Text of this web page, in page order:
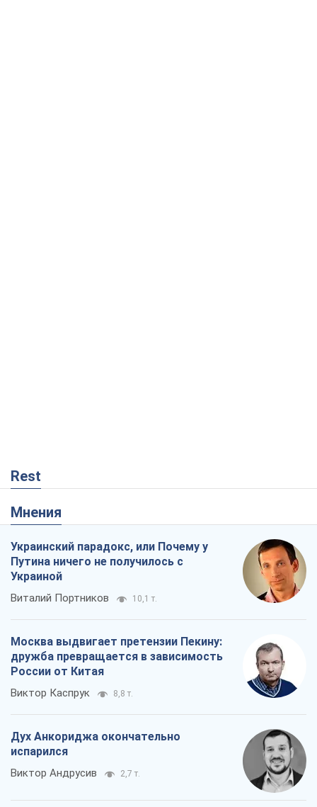
Rest
Мнения
Украинский парадокс, или Почему у
Путина ничего не получилось с
Украиной
Виталий Портников 10,1 т.
Москва выдвигает претензии Пекину:
дружба превращается в зависимость
России от Китая
Виктор Каспрук 8,8 т.
Дух Анкориджа окончательно
испарился
Виктор Андрусив 2,7 т.